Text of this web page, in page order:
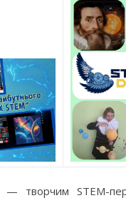
— творчим STEM-